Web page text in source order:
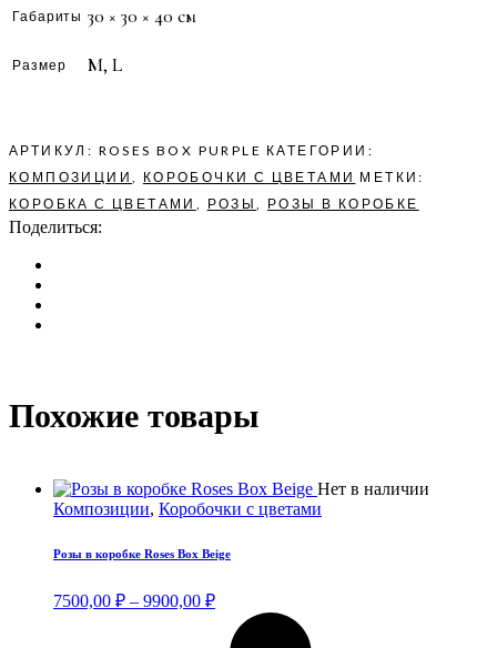
Габариты 30 × 30 × 40 см
Размер M, L
АРТИКУЛ: ROSES BOX PURPLE КАТЕГОРИИ:
КОМПОЗИЦИИ, КОРОБОЧКИ С ЦВЕТАМИ МЕТКИ:
КОРОБКА С ЦВЕТАМИ , РОЗЫ, РОЗЫ В КОРОБКЕ
Поделиться:
Похожие товары
Нет в наличии
Композиции, Коробочки с цветами
Розы в коробке Roses Box Beige
7500,00 ₽ – 9900,00 ₽Диапазон
цен:
7500,00 ₽